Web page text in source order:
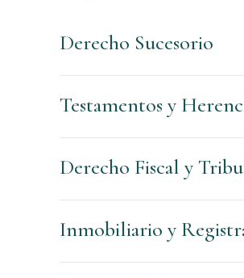
Derecho Sucesorio
Testamentos y
Derecho Fiscal y
Inmobiliario y